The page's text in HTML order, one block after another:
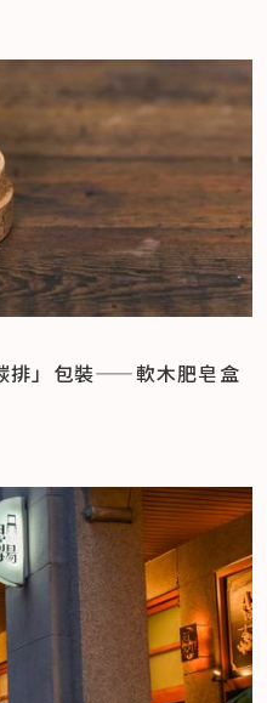
排」包裝——軟木肥皂盒